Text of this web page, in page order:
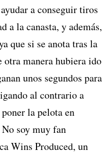
a conseguir tiros
a la canasta, y además,
que si se anota tras la
otra manera hubiera ido
unos segundos para
al contrario a
la pelota en
soy muy fan
Wins Produced, un